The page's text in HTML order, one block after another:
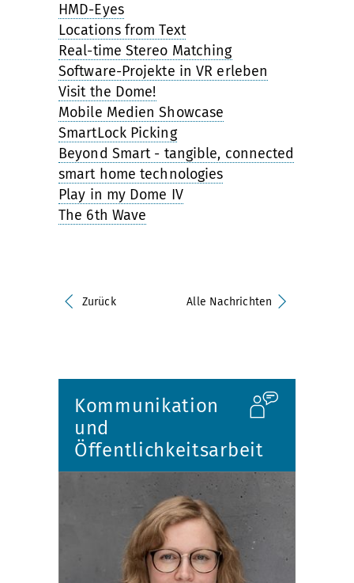
HMD-Eyes
Locations from Text
Real-time Stereo Matching
Software-Projekte in VR erleben
Visit the Dome!
Mobile Medien Showcase
SmartLock Picking
Beyond Smart - tangible, connected
smart home technologies
Play in my Dome IV
The 6th Wave
Zurück Alle Nachrichten
Kommunikation
und
Öffentlichkeitsarbeit